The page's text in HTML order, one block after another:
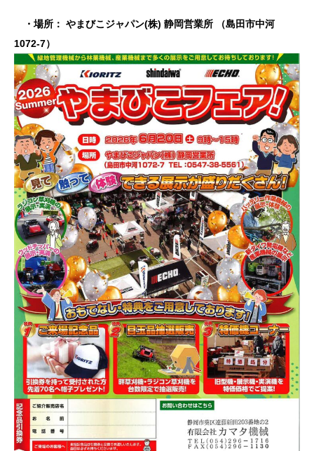
・場所： やまびこジャパン(株) 静岡営業所 （島田市中河
1072-7）